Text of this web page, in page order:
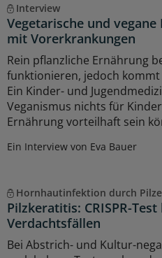
Interview
Vegetarische und
mit Vorerkrankungen
Rein pflanzliche Ernährung
funktionieren, jedoch kommt
Ein Kinder- und
Veganismus nichts für
Ernährung vorteilhaft sein
Ein Interview von Eva Bauer
Hornhautinfektion durch Pilze
Pilzkeratitis: CRISPR-
Verdachtsfällen
Bei Abstrich- und Kultur-